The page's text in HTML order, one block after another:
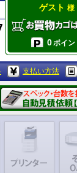
ゲスト 様
0ポイン
支払い方法